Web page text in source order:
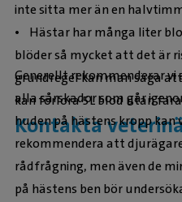
inte sitta mer än en
• Hästar har många liter
blöder så mycket att det är
grundregel kan man säga
kan förlora 5L blod utan fara
Kontakta
Generellt rekommenderar
alla sårskador som går
huden på hästens kropp kan
rekommendera att
rådfrågning, men även de
på hästens ben bör